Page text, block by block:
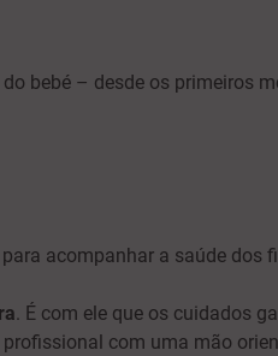
bebé – desde os primeiros
acompanhar a saúde dos
. É com ele que os cuidados
com uma mão